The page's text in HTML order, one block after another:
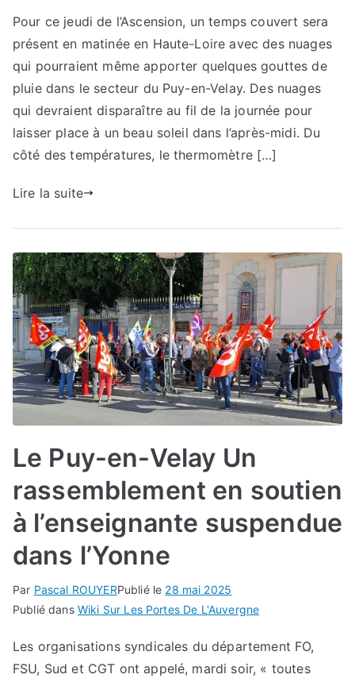
Pour ce jeudi de l’Ascension, un temps couvert sera
présent en matinée en Haute-Loire avec des nuages
qui pourraient même apporter quelques gouttes de
pluie dans le secteur du Puy-en-Velay. Des nuages
qui devraient disparaître au fil de la journée pour
laisser place à un beau soleil dans l’après-midi. Du
côté des températures, le thermomètre […]
Lire la suite
Le Puy-en-Velay Un
rassemblement en soutien
à l’enseignante suspendue
dans l’Yonne
Par Pascal ROUYERPublié le 28 mai 2025
Publié dans Wiki Sur Les Portes De L'Auvergne
Les organisations syndicales du département FO,
FSU, Sud et CGT ont appelé, mardi soir, « toutes